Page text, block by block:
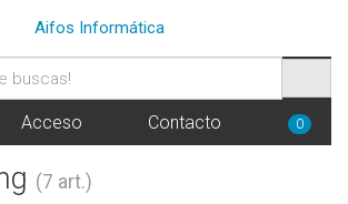
Aifos Informática
Acceso Contacto 0
(7 art.)